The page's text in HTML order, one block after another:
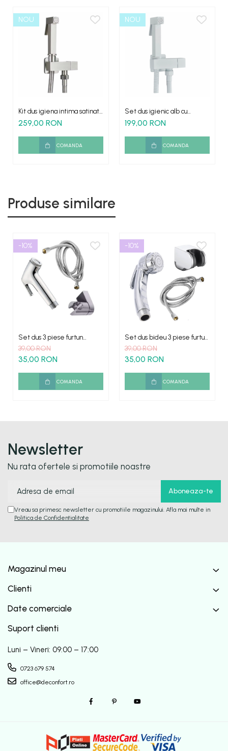
NOU
Kit dus igiena intima satinat
cu robinet baie furtun si para
259,00 RON
COMANDA
NOU
Set dus igienic alb cu
robinet coltar para si furtun
199,00 RON
COMANDA
Produse similare
-10%
Set dus 3 piese furtun
metalic
39,00 RON
35,00 RON
COMANDA
-10%
Set dus bideu 3 piese furtun
cromat
39,00 RON
35,00 RON
COMANDA
Newsletter
Nu rata ofertele si promotiile noastre
Vreau sa primesc newsletter cu promotiile magazinului. Afla mai multe in
Politica de Confidentialitate
Magazinul meu
Clienti
Date comerciale
Suport clienti
Luni – Vineri: 09:00 – 17:00
0723 679 574
office@deconfort.ro